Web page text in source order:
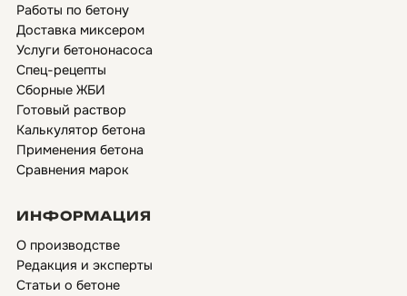
Работы по бетону
Доставка миксером
Услуги бетононасоса
Спец-рецепты
Сборные ЖБИ
Готовый раствор
Калькулятор бетона
Применения бетона
Сравнения марок
ИНФОРМАЦИЯ
О производстве
Редакция и эксперты
Статьи о бетоне